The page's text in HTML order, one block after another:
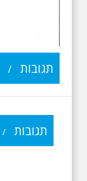
תגובות /
תגובות /